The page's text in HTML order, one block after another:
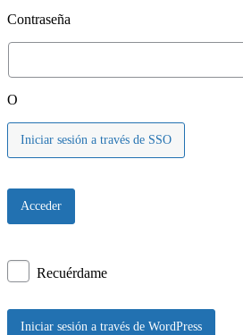
Contraseña
O
Iniciar sesión a través de SSO
Recuérdame